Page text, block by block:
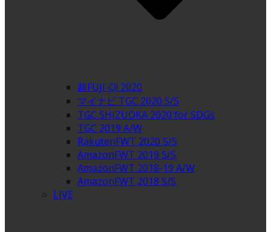
超FUJI-Q! 2020
マイナビ TGC 2020 S/S
TGC SHIZUOKA 2020 for SDGs
TGC 2019 A/W
RakutenFWT 2020 S/S
AmazonFWT 2019 S/S
AmazonFWT 2018-19 A/W
AmazonFWT 2018 S/S
LIVE